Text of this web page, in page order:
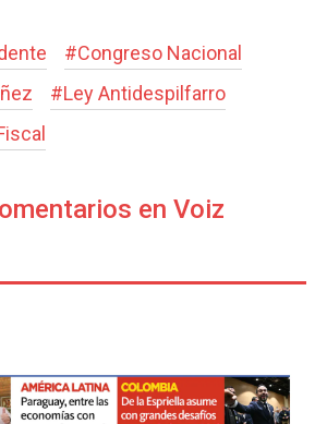
#Congreso Nacional
#Ley Antidespilfarro
en Voiz